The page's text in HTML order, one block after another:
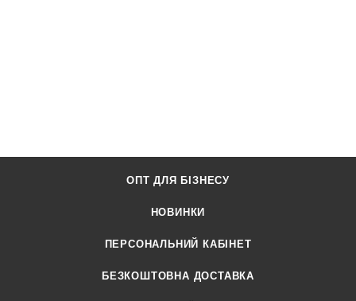
ОПТ ДЛЯ БІЗНЕСУ
НОВИНКИ
ПЕРСОНАЛЬНИЙ КАБІНЕТ
БЕЗКОШТОВНА ДОСТАВКА